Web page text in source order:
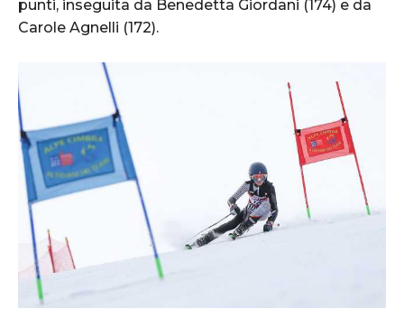
punti, inseguita da Benedetta Giordani (174) e da
Carole Agnelli (172).